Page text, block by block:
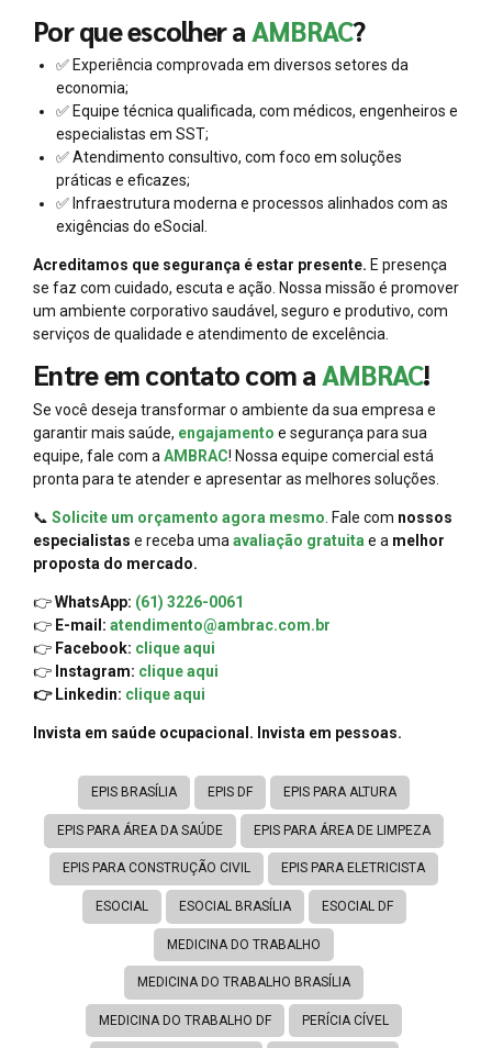
Por que escolher aAMBRAC?
✅ Experiência comprovada em diversos setores da
economia;
✅ Equipe técnica qualificada, com médicos, engenheiros e
especialistas em SST;
✅ Atendimento consultivo, com foco em soluções
práticas e eficazes;
✅ Infraestrutura moderna e processos alinhados com as
exigências do eSocial.
Acreditamos que segurança é estar presente. E presença
se faz com cuidado, escuta e ação. Nossa missão é promover
um ambiente corporativo saudável, seguro e produtivo, com
serviços de qualidade e atendimento de excelência.
Entre em contato com aAMBRAC!
Se você deseja transformar o ambiente da sua empresa e
garantir mais saúde, engajamento e segurança para sua
equipe, fale com aAMBRAC! Nossa equipe comercial está
pronta para te atender e apresentar as melhores soluções.
📞 Solicite um orçamento agora mesmo. Fale com nossos
especialistas e receba umaavaliação gratuitae a melhor
proposta do mercado.
👉WhatsApp: (61) 3226-0061
👉 E-mail: atendimento@ambrac.com.br
👉 Facebook: clique aqui
👉 Instagram: clique aqui
👉 Linkedin: clique aqui
Invista em saúde ocupacional. Invista em pessoas.
EPIS BRASÍLIA EPIS DF EPIS PARA ALTURA
EPIS PARA ÁREA DA SAÚDE EPIS PARA ÁREA DE LIMPEZA
EPIS PARA CONSTRUÇÃO CIVIL EPIS PARA ELETRICISTA
ESOCIAL ESOCIAL BRASÍLIA ESOCIAL DF
MEDICINA DO TRABALHO
MEDICINA DO TRABALHO BRASÍLIA
MEDICINA DO TRABALHO DF PERÍCIA CÍVEL